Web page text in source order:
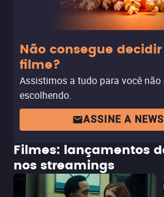
Não consegue
filme?
Assistimos a tudo para você não
escolhendo.
ASSINE A
Filmes: lançamentos
nos streamings